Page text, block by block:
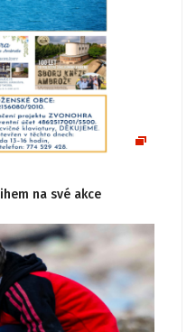
na své akce